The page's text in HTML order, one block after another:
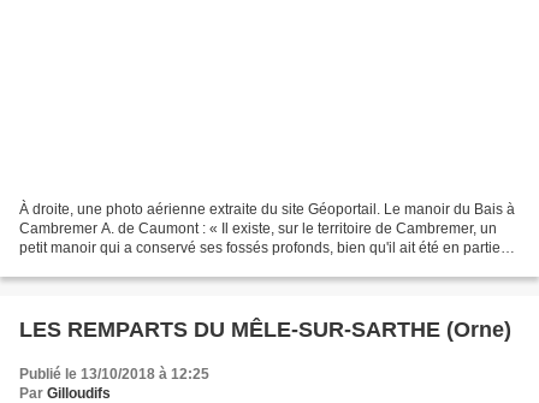
À droite, une photo aérienne extraite du site Géoportail. Le manoir du Bais à
Cambremer A. de Caumont : « Il existe, sur le territoire de Cambremer, un
petit manoir qui a conservé ses fossés profonds, bien qu'il ait été en partie
LES REMPARTS DU MÊLE-SUR-SARTHE (Orne)
Publié le 13/10/2018 à 12:25
Par Gilloudifs